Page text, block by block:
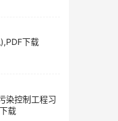
下载
染控制工程习
载